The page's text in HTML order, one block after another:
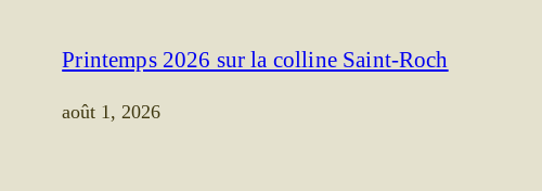
Printemps 2026 sur la colline Saint-Roch
août 1, 2026